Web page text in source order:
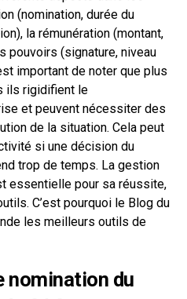
(nomination, durée du
la rémunération (montant,
pouvoirs (signature, niveau
important de noter que plus
ils rigidifient le
et peuvent nécessiter des
de la situation. Cela peut
si une décision du
trop de temps. La gestion
essentielle pour sa réussite,
C’est pourquoi le Blog du
les meilleurs outils de
nomination du